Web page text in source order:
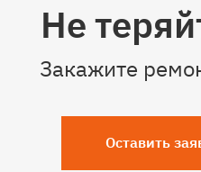
Не
Закажите
Оставить